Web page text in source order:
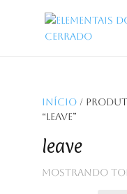
Início/
“leave”
leave
Mostrando